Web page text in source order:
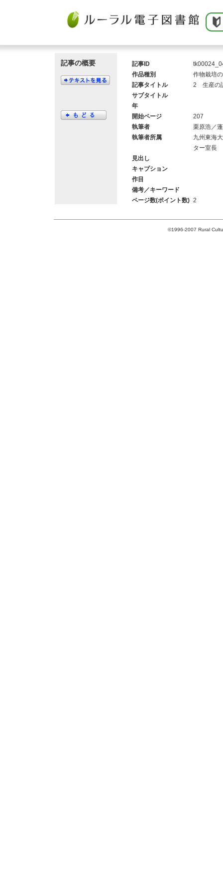
記事の概要 記事ID
作品種別
作物栽培
記事タイトル
2 生産の
サブタイトル
年
開始ページ
207
執筆者
栗原浩／
執筆者所属
九州東海
ター室長
見出し
キャプション
作目
備考／キーワード
ページ数(ポイント数) 2
©1996-2007 Rural